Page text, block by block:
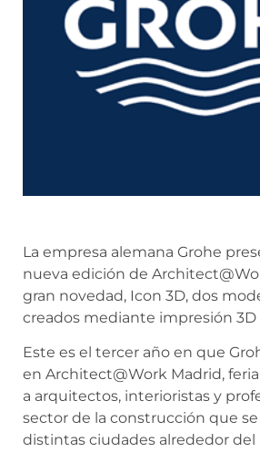
La empresa alemana Grohe
nueva edición de
gran novedad, Icon 3D, dos
creados mediante impresión
Este es el tercer año en que
en Architect@Work Madrid,
a arquitectos, interioristas y
sector de la construcción que
distintas ciudades alrededor del